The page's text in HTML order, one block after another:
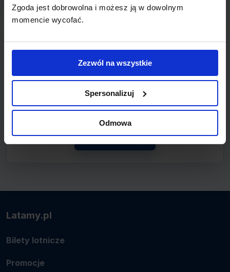
Zgoda jest dobrowolna i możesz ją w dowolnym
momencie wycofać.
Zezwól na wszystkie
Spersonalizuj
Odmowa
LINIA LOTNICZA
British Airways
lotnicze.
Latamy.pl
Bilety lotnicze
Promocje